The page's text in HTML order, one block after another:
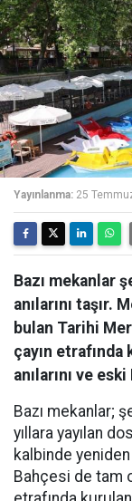
Yayınlanma: 25
Bazı mekanlar
anılarını taşır.
bulan Tarihi
çayın
anılarını ve
Bazı mekanlar;
yıllara yayılan
kalbinde
Bahçesi de tam